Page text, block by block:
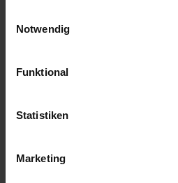
Notwendig
Funktional
Statistiken
Marketing